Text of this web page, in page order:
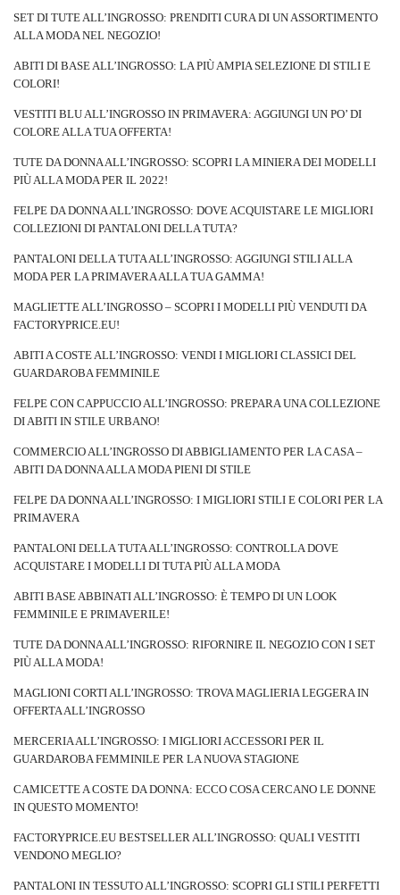
SET DI TUTE ALL’INGROSSO: PRENDITI CURA DI UN ASSORTIMENTO
ALLA MODA NEL NEGOZIO!
ABITI DI BASE ALL’INGROSSO: LA PIÙ AMPIA SELEZIONE DI STILI E
COLORI!
VESTITI BLU ALL’INGROSSO IN PRIMAVERA: AGGIUNGI UN PO’ DI
COLORE ALLA TUA OFFERTA!
TUTE DA DONNA ALL’INGROSSO: SCOPRI LA MINIERA DEI MODELLI
PIÙ ALLA MODA PER IL 2022!
FELPE DA DONNA ALL’INGROSSO: DOVE ACQUISTARE LE MIGLIORI
COLLEZIONI DI PANTALONI DELLA TUTA?
PANTALONI DELLA TUTA ALL’INGROSSO: AGGIUNGI STILI ALLA
MODA PER LA PRIMAVERA ALLA TUA GAMMA!
MAGLIETTE ALL’INGROSSO – SCOPRI I MODELLI PIÙ VENDUTI DA
FACTORYPRICE.EU!
ABITI A COSTE ALL’INGROSSO: VENDI I MIGLIORI CLASSICI DEL
GUARDAROBA FEMMINILE
FELPE CON CAPPUCCIO ALL’INGROSSO: PREPARA UNA COLLEZIONE
DI ABITI IN STILE URBANO!
COMMERCIO ALL’INGROSSO DI ABBIGLIAMENTO PER LA CASA –
ABITI DA DONNA ALLA MODA PIENI DI STILE
FELPE DA DONNA ALL’INGROSSO: I MIGLIORI STILI E COLORI PER LA
PRIMAVERA
PANTALONI DELLA TUTA ALL’INGROSSO: CONTROLLA DOVE
ACQUISTARE I MODELLI DI TUTA PIÙ ALLA MODA
ABITI BASE ABBINATI ALL’INGROSSO: È TEMPO DI UN LOOK
FEMMINILE E PRIMAVERILE!
TUTE DA DONNA ALL’INGROSSO: RIFORNIRE IL NEGOZIO CON I SET
PIÙ ALLA MODA!
MAGLIONI CORTI ALL’INGROSSO: TROVA MAGLIERIA LEGGERA IN
OFFERTA ALL’INGROSSO
MERCERIA ALL’INGROSSO: I MIGLIORI ACCESSORI PER IL
GUARDAROBA FEMMINILE PER LA NUOVA STAGIONE
CAMICETTE A COSTE DA DONNA: ECCO COSA CERCANO LE DONNE
IN QUESTO MOMENTO!
FACTORYPRICE.EU BESTSELLER ALL’INGROSSO: QUALI VESTITI
VENDONO MEGLIO?
PANTALONI IN TESSUTO ALL’INGROSSO: SCOPRI GLI STILI PERFETTI